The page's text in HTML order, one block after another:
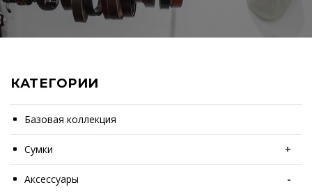
КАТЕГОРИИ
Базовая коллекция
Сумки +
Аксессуары -